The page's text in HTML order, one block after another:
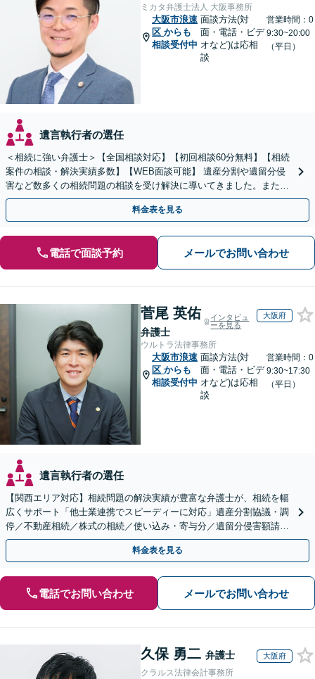
ミカタ弁護士法人 大阪事務所
大阪市浪速
区 からも
相談受付中
面談方法(対
面・電話・ビデ
オなど)は応相
談
営業時間：0
9:30~20:00
（平日）
遺言執行者の選任
＜相続に強い弁護士＞【全国相談対応】【初回相談60分無料】【相続
案件の相談・解決実績多数】【WEB面談可能】 遺産分割や遺留分侵
害など数多くの相続問題の相談を受け解決に導いてきました。また、
過去に１００件超の遺言作成のお手伝いをしました。
料金表を見る
電話で面談予約 メールでお問い合わせ
菅尾 英佑
弁護士
インタビュ
ーを見る
大阪府
ウルトラ法律事務所
大阪市浪速
区 からも
相談受付中
面談方法(対
面・電話・ビデ
オなど)は応相
談
営業時間：0
9:30~17:30
（平日）
遺言執行者の選任
【関西エリア対応】相続問題の解決実績が豊富な弁護士が、相続を幅
広くサポート「他士業連携でスピーディーに対応」遺産分割協議・調
停／不動産相続／株式の相続／使い込み・寄与分／遺留分侵害額請求
／相続放棄（借金の相続）／遺言書作成
料金表を見る
電話でお問い合わせ メールでお問い合わせ
久保 勇二 弁護士 大阪府
クラルス法律会計事務所